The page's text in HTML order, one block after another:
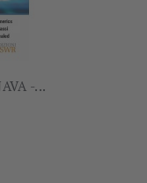
-...